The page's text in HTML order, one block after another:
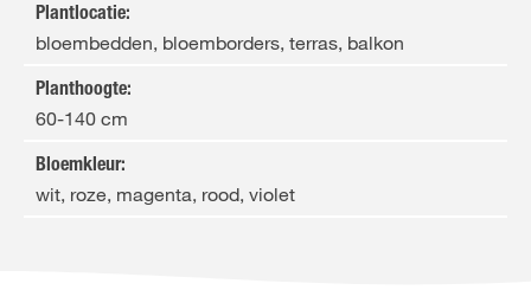
Plantlocatie:
bloembedden, bloemborders, terras, balkon
Planthoogte:
60-140 cm
Bloemkleur:
wit, roze, magenta, rood, violet